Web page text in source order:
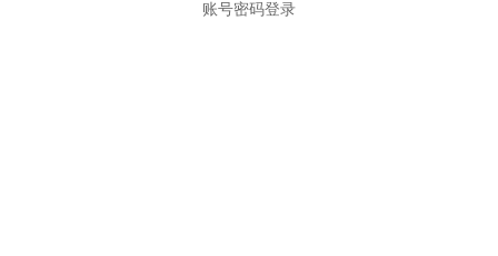
账号密码登录